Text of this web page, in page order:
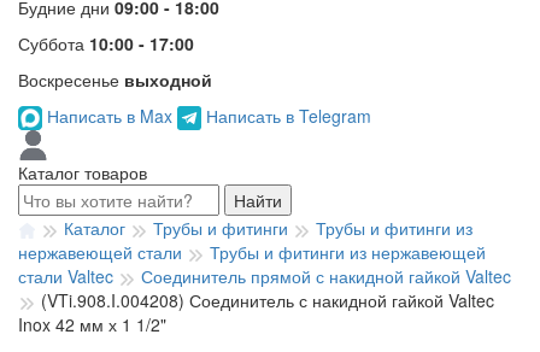
Будние дни 09:00 - 18:00
Суббота 10:00 - 17:00
Воскресенье выходной
Написать в Max
Написать в Telegram
Каталог товаров
Найти
Каталог
Трубы и фитинги
Трубы и фитинги из
нержавеющей стали
Трубы и фитинги из нержавеющей
стали Valtec
Соединитель прямой с накидной гайкой Valtec
(VTi.908.I.004208) Соединитель с накидной гайкой Valtec
Inox 42 мм х 1 1/2"